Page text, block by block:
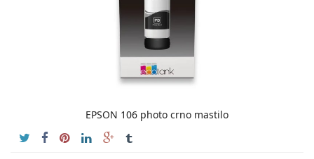
EPSON 106 photo crno mastilo